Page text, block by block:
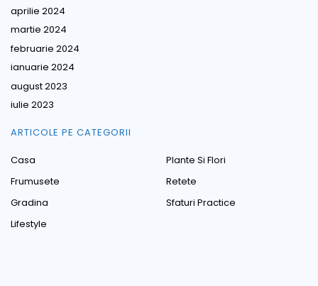
aprilie 2024
martie 2024
februarie 2024
ianuarie 2024
august 2023
iulie 2023
ARTICOLE PE CATEGORII
Casa
Frumusete
Gradina
Lifestyle
Plante Si Flori
Retete
Sfaturi Practice